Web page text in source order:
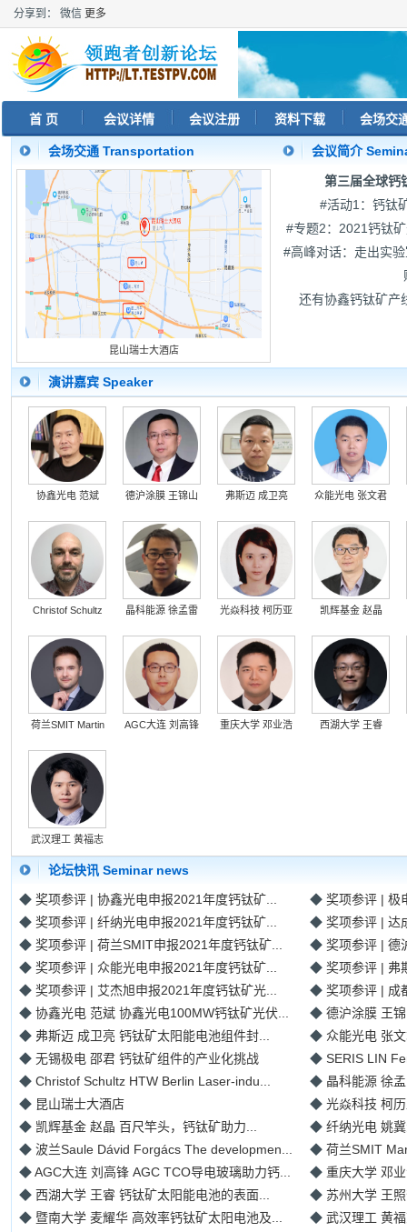
分享到： 微信 更多
首 页 会议详情 会议注册 资料下载 会场交
会场交通 Transportation 会议简介
昆山瑞士大酒店
第三届全球钙
#活动1：钙钛
#专题2：2021钙钛
#高峰对话：走出实
还有协鑫钙钛矿产
演讲嘉宾 Speaker
协鑫光电 范斌 德沪涂膜 王锦山 弗斯迈 成卫亮 众能光电 张文君
Christof Schultz 晶科能源 徐孟雷 光焱科技 柯历亚 凯辉基金 赵晶
荷兰SMIT Martin AGC大连 刘高锋 重庆大学 邓业浩 西湖大学 王睿
武汉理工 黄福志
论坛快讯 Seminar news
◆ 奖项参评 | 协鑫光电申报2021年度钙钛矿... ◆ 奖项参评 | 极
◆ 奖项参评 | 纤纳光电申报2021年度钙钛矿... ◆ 奖项参评 | 达
◆ 奖项参评 | 荷兰SMIT申报2021年度钙钛矿... ◆ 奖项参评 | 德
◆ 奖项参评 | 众能光电申报2021年度钙钛矿... ◆ 奖项参评 | 弗
◆ 奖项参评 | 艾杰旭申报2021年度钙钛矿光... ◆ 奖项参评 | 成
◆ 协鑫光电 范斌 协鑫光电100MW钙钛矿光伏... ◆ 德沪涂膜 王
◆ 弗斯迈 成卫亮 钙钛矿太阳能电池组件封... ◆ 众能光电 张
◆ 无锡极电 邵君 钙钛矿组件的产业化挑战 ◆ SERIS LIN
◆ Christof Schultz HTW Berlin Laser-indu... ◆ 晶科能源 徐
◆ 昆山瑞士大酒店 ◆ 光焱科技 柯
◆ 凯辉基金 赵晶 百尺竿头，钙钛矿助力... ◆ 纤纳光电 姚
◆ 波兰Saule Dávid Forgács The developmen... ◆ 荷兰SMIT
◆AGC大连 刘高锋 AGC TCO导电玻璃助力钙... ◆ 重庆大学 邓
◆ 西湖大学 王睿 钙钛矿太阳能电池的表面... ◆ 苏州大学 王
◆ 暨南大学 麦耀华 高效率钙钛矿太阳电池及... ◆ 武汉理工 黄